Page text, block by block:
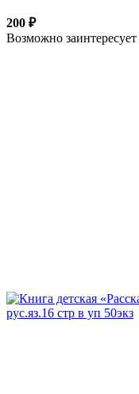
200 ₽
Возможно заинтересует